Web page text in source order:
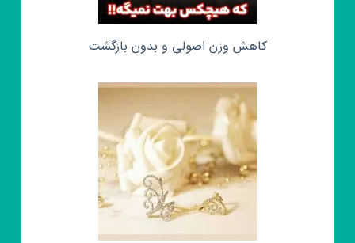
کاهش وزن اصولی و بدون بازگشت